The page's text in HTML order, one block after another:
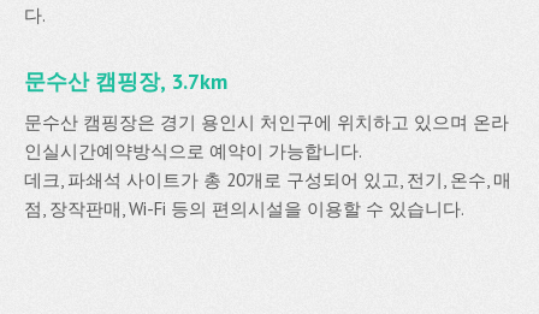
다.
문수산 캠핑장, 3.7km
문수산 캠핑장은 경기 용인시 처인구에 위치하고 있으며 온라
인실시간예약방식으로 예약이 가능합니다.
데크, 파쇄석 사이트가 총 20개로 구성되어 있고, 전기, 온수, 매
점, 장작판매, Wi-Fi 등의 편의시설을 이용할 수 있습니다.